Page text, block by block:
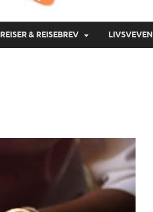
REISER & REISEBREV LIVSVEVEN